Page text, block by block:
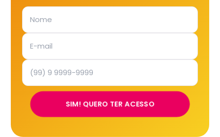
SIM! QUERO TER ACESSO